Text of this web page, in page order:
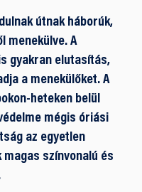
útnak háborúk,
menekülve. A
gyakran elutasítás,
a menekülőket. A
heteken belül
mégis óriási
az egyetlen
színvonalú és